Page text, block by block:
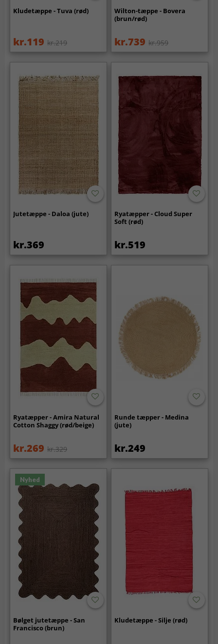
Kludetæppe - Tuva (rød)
kr.119 kr.219
Wilton-tæppe - Bovera
(brun/rød)
kr.739 kr.959
Jutetæppe - Daloa (jute)
kr.369
Ryatæpper - Cloud Super
Soft (rød)
kr.519
Ryatæpper - Amira Natural
Cotton Shaggy (rød/beige)
kr.269 kr.329
Runde tæpper - Medina
(jute)
kr.249
Nyhed
Bølget jutetæppe - San
Francisco (brun)
Kludetæppe - Silje (rød)